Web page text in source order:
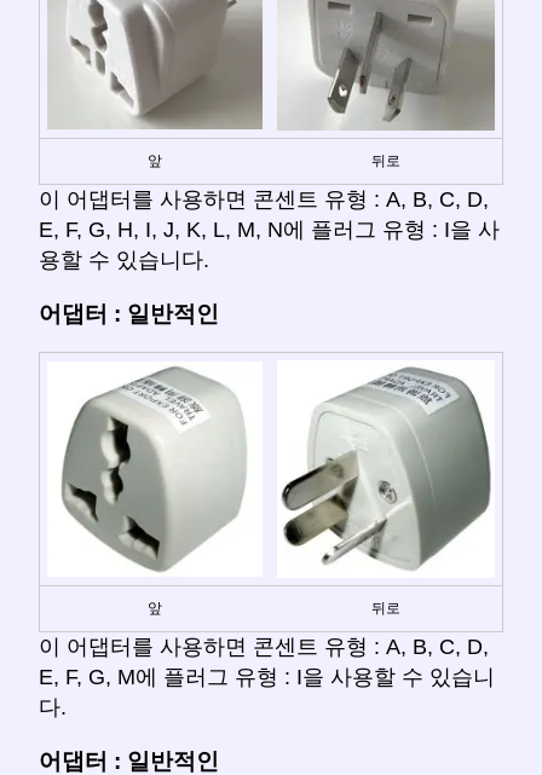
앞 뒤로
이 어댑터를 사용하면 콘센트 유형 : A, B, C, D,
E, F, G, H, I, J, K, L, M, N에 플러그 유형 : I을 사
용할 수 있습니다.
어댑터 : 일반적인
앞 뒤로
이 어댑터를 사용하면 콘센트 유형 : A, B, C, D,
E, F, G, M에 플러그 유형 : I을 사용할 수 있습니
다.
어댑터 : 일반적인